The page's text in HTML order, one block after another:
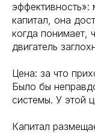
капитал, она
когда понимает,
двигатель
Цена: за что
Было бы
системы. У этой
Капитал